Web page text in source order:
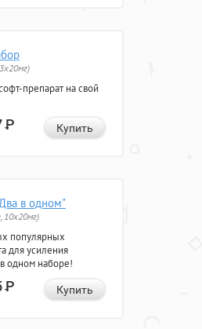
препарат на свой
Р Купить
в одном"
10x20мг)
популярных
для усиления
одном наборе!
Р Купить